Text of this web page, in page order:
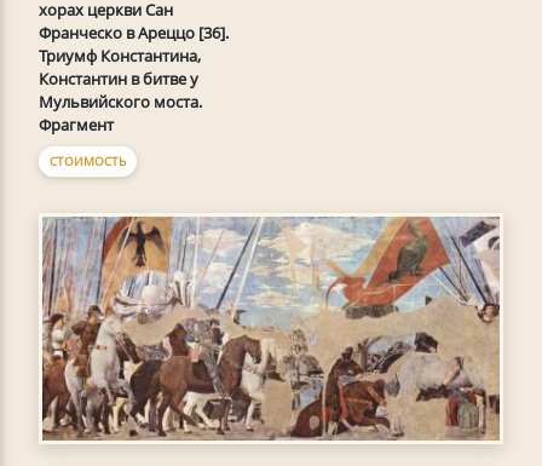
хорах церкви Сан
Франческо в Ареццо [36].
Триумф Константина,
Константин в битве у
Мульвийского моста.
Фрагмент
СТОИМОСТЬ